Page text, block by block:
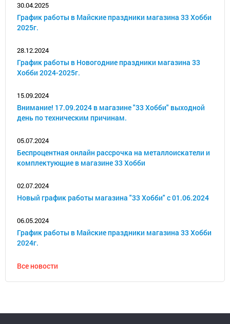
30.04.2025
График работы в Майские праздники магазина 33 Хобби
2025г.
28.12.2024
График работы в Новогодние праздники магазина 33
Хобби 2024-2025г.
15.09.2024
Внимание! 17.09.2024 в магазине "33 Хобби" выходной
день по техническим причинам.
05.07.2024
Беспроцентная онлайн рассрочка на металлоискатели и
комплектующие в магазине 33 Хобби
02.07.2024
Новый график работы магазина "33 Хобби" с 01.06.2024
06.05.2024
График работы в Майские праздники магазина 33 Хобби
2024г.
Все новости